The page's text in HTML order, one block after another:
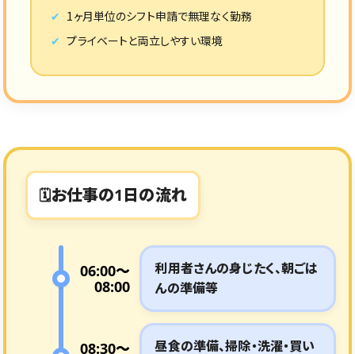
1ヶ月単位のシフト申請で無理なく勤務
プライベートと両立しやすい環境
お仕事の1日の流れ
06:00〜
08:00
利用者さんの身じたく、朝ごは
んの準備等
08:30〜
昼食の準備、掃除・洗濯・買い